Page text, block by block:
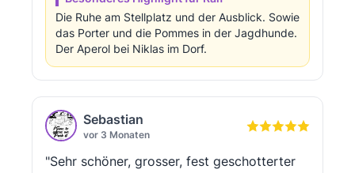
Die Ruhe am Stellplatz und der Ausblick. Sowie
das Porter und die Pommes in der Jagdhunde.
Der Aperol bei Niklas im Dorf.
Sebastian
vor 3 Monaten
"Sehr schöner, grosser, fest geschotterter